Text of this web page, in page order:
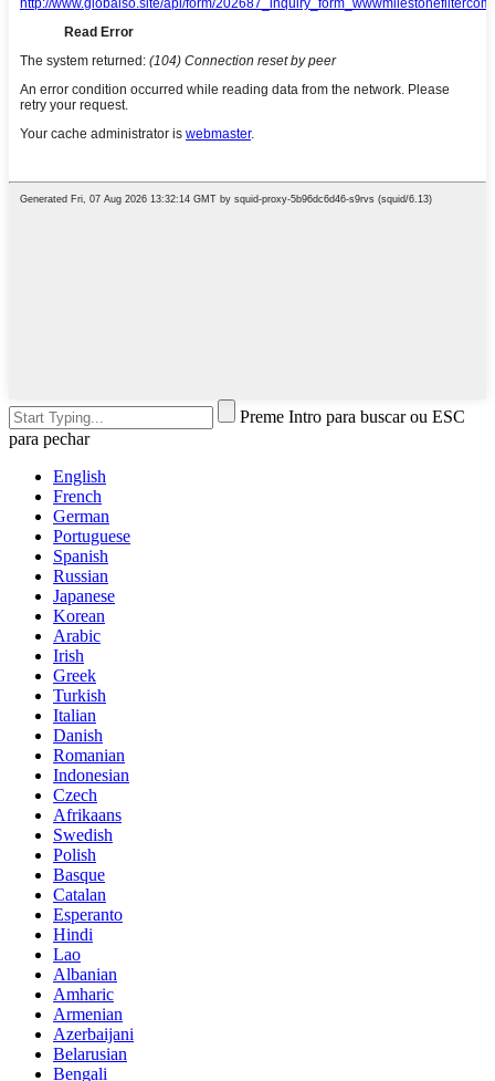
Preme Intro para buscar ou ESC
para pechar
English
French
German
Portuguese
Spanish
Russian
Japanese
Korean
Arabic
Irish
Greek
Turkish
Italian
Danish
Romanian
Indonesian
Czech
Afrikaans
Swedish
Polish
Basque
Catalan
Esperanto
Hindi
Lao
Albanian
Amharic
Armenian
Azerbaijani
Belarusian
Bengali